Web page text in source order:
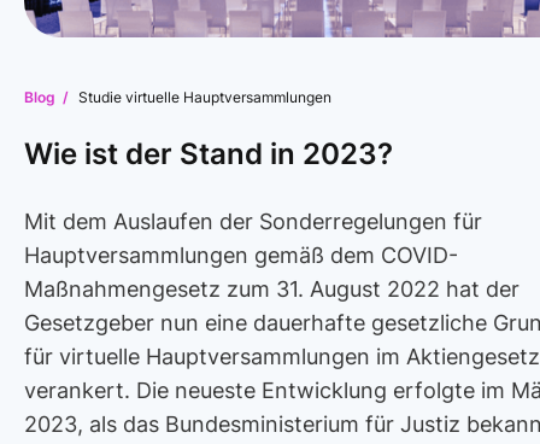
Blog / Studie virtuelle Hauptversammlungen
Wie ist der Stand in 2023?
Mit dem Auslaufen der Sonderregelungen für
Hauptversammlungen gemäß dem COVID-
Maßnahmengesetz zum 31. August 2022 hat der
Gesetzgeber nun eine dauerhafte gesetzliche
für virtuelle Hauptversammlungen im Aktiengesetz
verankert. Die neueste Entwicklung erfolgte im
2023, als das Bundesministerium für Justiz